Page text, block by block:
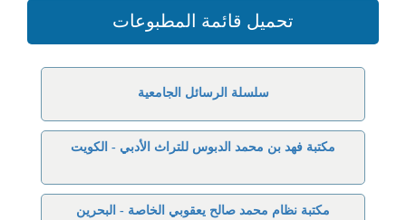
تحميل قائمة المطبوعات
سلسلة الرسائل الجامعية
مكتبة فهد بن محمد الدبوس للتراث الأدبي - الكويت
مكتبة نظام محمد صالح يعقوبي الخاصة - البحرين